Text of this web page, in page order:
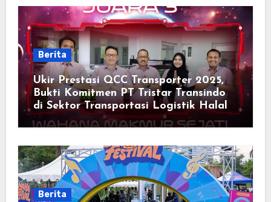
Berita
Ukir Prestasi QCC Transporter 2025,
Bukti Komitmen PT Tristar Transindo
di Sektor Transportasi Logistik Halal
Berita